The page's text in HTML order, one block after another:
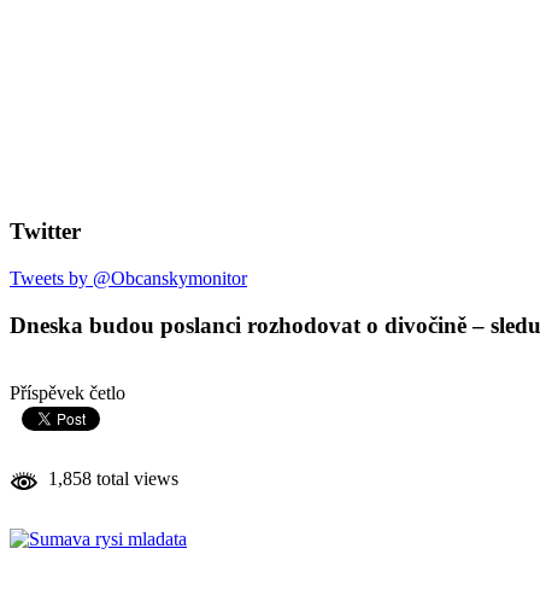
Twitter
Tweets by @Obcanskymonitor
Dneska budou poslanci rozhodovat o divočině –
Příspěvek četlo
1,858 total views